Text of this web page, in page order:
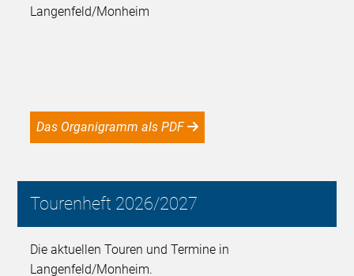
Langenfeld/Monheim
Das Organigramm als PDF
Tourenheft 2026/2027
Die aktuellen Touren und Termine in
Langenfeld/Monheim.